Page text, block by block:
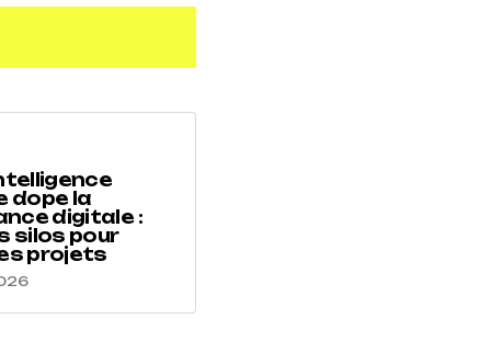
dope la
digitale :
silos pour
projets